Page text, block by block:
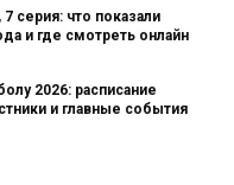
серия: что показали
и где смотреть онлайн
2026: расписание
и главные события